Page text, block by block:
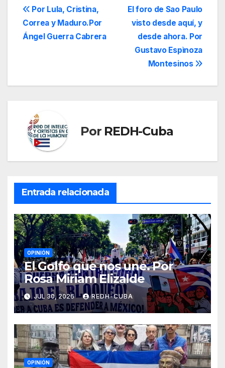
Jornada América
Latina se había
transformado en el
eslabón más débil
Navegación
de
El foro de Sao Paulo
visto desde aquí, y
desde ahora. Por
Gustavo Espìnoza
Montesinos
Por Lula, Cristina,
Correa y Maduro.Por
Ángel Guerra Cabrera
Por REDH-Cuba
Entrada relacionada
OPINIÓN
El Golfo que nos une. Por
Rosa Miriam Elizalde
JUL 30, 2026 REDH-CUBA
OPINIÓN